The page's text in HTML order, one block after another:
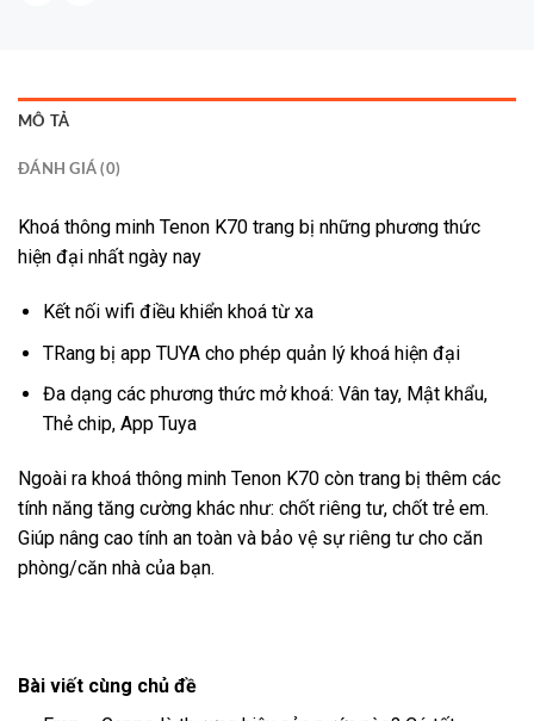
MÔ TẢ
ĐÁNH GIÁ (0)
Khoá thông minh Tenon K70 trang bị những phương thức
hiện đại nhất ngày nay
Kết nối wifi điều khiển khoá từ xa
TRang bị app TUYA cho phép quản lý khoá hiện đại
Đa dạng các phương thức mở khoá: Vân tay, Mật khẩu,
Thẻ chip, App Tuya
Ngoài ra khoá thông minh Tenon K70 còn trang bị thêm các
tính năng tăng cường khác như: chốt riêng tư, chốt trẻ em.
Giúp nâng cao tính an toàn và bảo vệ sự riêng tư cho căn
phòng/căn nhà của bạn.
Bài viết cùng chủ đề